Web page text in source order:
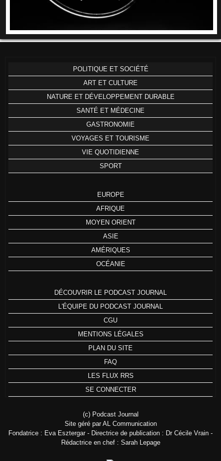
POLITIQUE ET SOCIÉTÉ
ART ET CULTURE
NATURE ET DÉVELOPPEMENT DURABLE
SANTÉ ET MÉDECINE
GASTRONOMIE
VOYAGES ET TOURISME
VIE QUOTIDIENNE
SPORT
EUROPE
AFRIQUE
MOYEN ORIENT
ASIE
AMÉRIQUES
OCÉANIE
DÉCOUVRIR LE PODCAST JOURNAL
L'ÉQUIPE DU PODCAST JOURNAL
CGU
MENTIONS LÉGALES
PLAN DU SITE
FAQ
LES FLUX RRS
SE CONNECTER
(c) Podcast Journal
Site géré par AL Communication
Fondatrice : Eva Esztergar - Directrice de publication : Dr Cécile Vrain -
Rédactrice en chef : Sarah Lepage